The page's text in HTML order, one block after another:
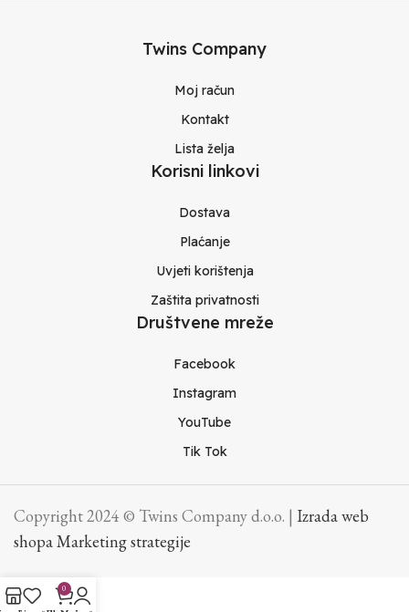
Twins Company
Moj račun
Kontakt
Lista želja
Korisni linkovi
Dostava
Plaćanje
Uvjeti korištenja
Zaštita privatnosti
Društvene mreže
Facebook
Instagram
YouTube
Tik Tok
Copyright 2024 © Twins Company d.o.o. | Izrada web
shopa Marketing strategije
0